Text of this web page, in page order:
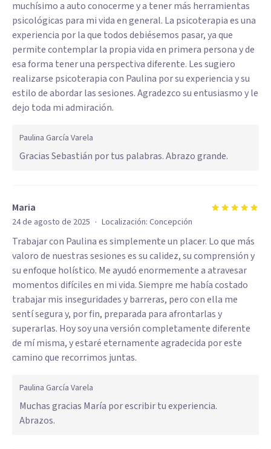
muchísimo a auto conocerme y a tener más herramientas
psicológicas para mi vida en general. La psicoterapia es una
experiencia por la que todos debiésemos pasar, ya que
permite contemplar la propia vida en primera persona y de
esa forma tener una perspectiva diferente. Les sugiero
realizarse psicoterapia con Paulina por su experiencia y su
estilo de abordar las sesiones. Agradezco su entusiasmo y le
dejo toda mi admiración.
Paulina García Varela
Gracias Sebastián por tus palabras. Abrazo grande.
Maria
24 de agosto de 2025 · Localización: Concepción
Trabajar con Paulina es simplemente un placer. Lo que más
valoro de nuestras sesiones es su calidez, su comprensión y
su enfoque holístico. Me ayudó enormemente a atravesar
momentos difíciles en mi vida. Siempre me había costado
trabajar mis inseguridades y barreras, pero con ella me
sentí segura y, por fin, preparada para afrontarlas y
superarlas. Hoy soy una versión completamente diferente
de mí misma, y estaré eternamente agradecida por este
camino que recorrimos juntas.
Paulina García Varela
Muchas gracias María por escribir tu experiencia.
Abrazos.